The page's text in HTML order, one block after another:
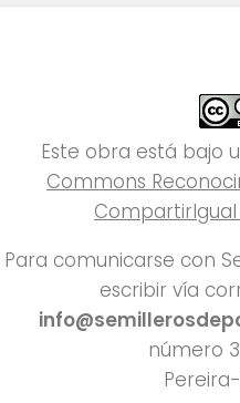
Este obra está bajo
Commons
Para comunicarse con
escribir vía
número